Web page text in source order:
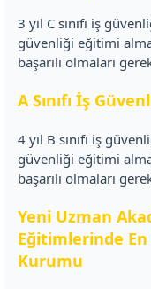
3 yıl C sınıfı iş
güvenliği eğitimi
başarılı olmaları
A Sınıfı İş
4 yıl B sınıfı iş
güvenliği eğitimi
başarılı olmaları
Yeni Uzman
Eğitimlerinde
Kurumu